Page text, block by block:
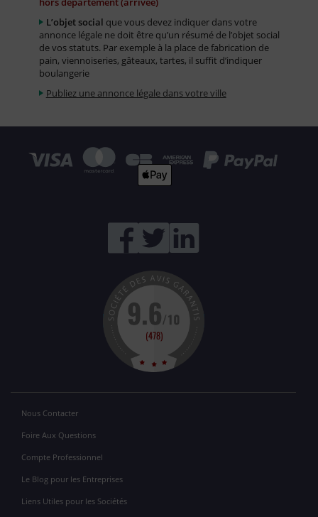
L’objet social que vous devez indiquer dans votre
annonce légale ne doit être qu’un résumé de l’objet social
de vos statuts. Par exemple à la place de fabrication de
pain, viennoiseries, gâteaux, tartes, il suffit d’indiquer
boulangerie
Publiez une annonce légale dans votre ville
Nous Contacter
Foire Aux Questions
Compte Professionnel
Le Blog pour les Entreprises
Liens Utiles pour les Sociétés